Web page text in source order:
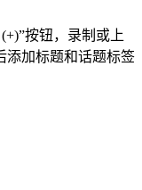
按钮，录制或上
添加标题和话题标签